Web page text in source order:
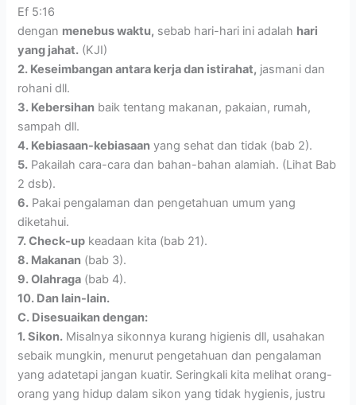
Ef 5:16
dengan menebus waktu, sebab hari-hari ini adalah hari
yang jahat. (KJI)
2. Keseimbangan antara kerja dan istirahat, jasmani dan
rohani dll.
3. Kebersihan baik tentang makanan, pakaian, rumah,
sampah dll.
4. Kebiasaan-kebiasaan yang sehat dan tidak (bab 2).
5. Pakailah cara-cara dan bahan-bahan alamiah. (Lihat Bab
2 dsb).
6. Pakai pengalaman dan pengetahuan umum yang
diketahui.
7. Check-up keadaan kita (bab 21).
8. Makanan (bab 3).
9. Olahraga (bab 4).
10. Dan lain-lain.
C. Disesuaikan dengan:
1. Sikon. Misalnya sikonnya kurang higienis dll, usahakan
sebaik mungkin, menurut pengetahuan dan pengalaman
yang adatetapi jangan kuatir. Seringkali kita melihat orang-
orang yang hidup dalam sikon yang tidak hygienis, justru